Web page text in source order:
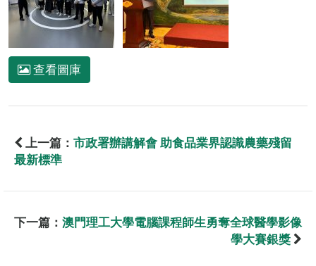
查看圖庫
上一篇： 市政署辦講解會 助食品業界認識農藥殘留
最新標準
下一篇： 澳門理工大學電腦課程師生勇奪全球醫學影像
學大賽銀獎